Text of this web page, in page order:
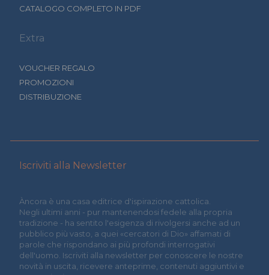
CATALOGO COMPLETO IN PDF
Extra
VOUCHER REGALO
PROMOZIONI
DISTRIBUZIONE
Iscriviti alla Newsletter
Àncora è una casa editrice d'ispirazione cattolica.
Negli ultimi anni - pur mantenendosi fedele alla propria
tradizione - ha sentito l'esigenza di rivolgersi anche ad un
pubblico più vasto, a quei «cercatori di Dio» affamati di
parole che rispondano ai più profondi interrogativi
dell'uomo. Iscriviti alla newsletter per conoscere le nostre
novità in uscita, ricevere anteprime, contenuti aggiuntivi e